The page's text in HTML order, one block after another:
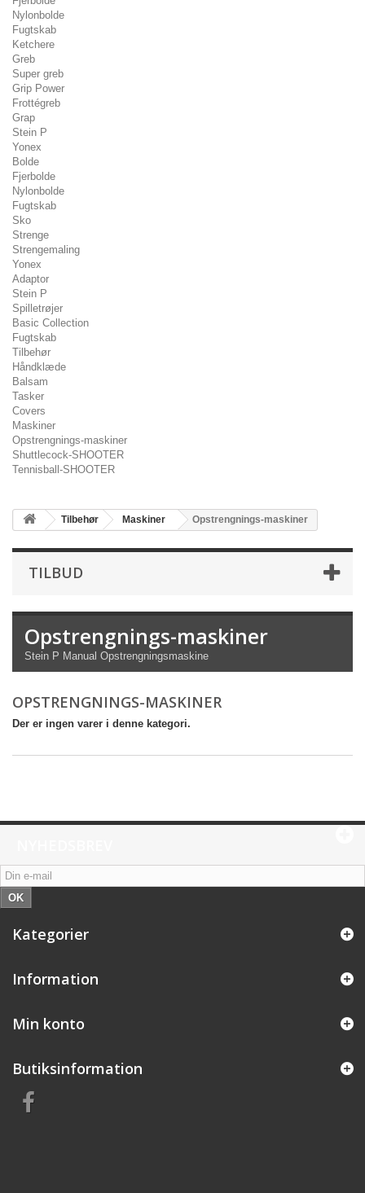
Nylonbolde
Fugtskab
Ketchere
Greb
Super greb
Grip Power
Frottégreb
Grap
Stein P
Yonex
Bolde
Fjerbolde
Nylonbolde
Fugtskab
Sko
Strenge
Strengemaling
Yonex
Adaptor
Stein P
Spilletrøjer
Basic Collection
Fugtskab
Tilbehør
Håndklæde
Balsam
Tasker
Covers
Maskiner
Opstrengnings-maskiner
Shuttlecock-SHOOTER
Tennisball-SHOOTER
Tilbehør Maskiner Opstrengnings-maskiner
TILBUD
Opstrengnings-maskiner
Stein P Manual Opstrengningsmaskine
OPSTRENGNINGS-MASKINER
Der er ingen varer i denne kategori.
OK
Kategorier
Information
Min konto
Butiksinformation